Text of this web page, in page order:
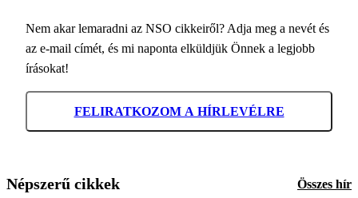
Nem akar lemaradni az NSO cikkeiről? Adja meg a nevét és
az e-mail címét, és mi naponta elküldjük Önnek a legjobb
írásokat!
FELIRATKOZOM A HÍRLEVÉLRE
Népszerű cikkek Összes hír